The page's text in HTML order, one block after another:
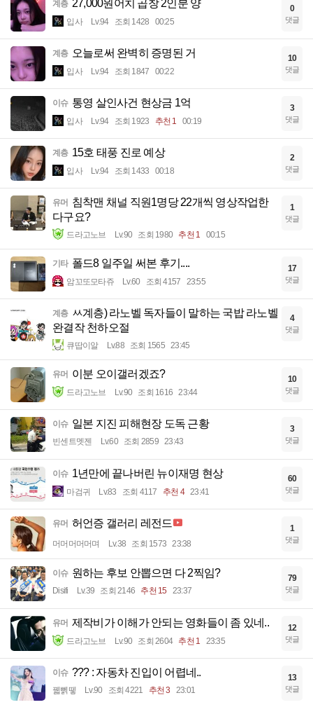
계층 27,000원어치 곱창 2인분 양
입사 Lv.94 조회 1428 00:25
0
댓글
계층 오늘로써 완벽히 증명된 거
입사 Lv.94 조회 1847 00:22
10
댓글
이슈 통영 살인사건 현상금 1억
입사 Lv.94 조회 1923 추천 1 00:19
3
댓글
계층 15호 태풍 진로 예상
입사 Lv.94 조회 1433 00:18
2
댓글
유머 침착맨 채널 직원1명당 22개씩 영상작업한
다구요?
드라고노브 Lv.90 조회 1980 추천 1 00:15
1
댓글
기타 폴드8 일주일 써본 후기....
암꼬또모타쥬 Lv.60 조회 4157 23:55
17
댓글
계층 ㅆ계층) 라노벨 독자들이 말하는 국밥 라노벨
완결작 천하오절
큐땁이알 Lv.88 조회 1565 23:45
4
댓글
유머 이분 오이갤러겠죠?
드라고노브 Lv.90 조회 1616 23:44
10
댓글
이슈 일본 지진 피해현장 도독 근황
빈센트멧젠 Lv.60 조회 2859 23:43
3
댓글
이슈 1년만에 끝나버린 뉴이재명 현상
마검귀 Lv.83 조회 4117 추천 4 23:41
60
댓글
유머 허언증 갤러리 레전드
머머머머머며 Lv.38 조회 1573 23:38
1
댓글
이슈 원하는 후보 안뽑으면 다 2찍임?
Disifi Lv.39 조회 2146 추천 15 23:37
79
댓글
유머 제작비가 이해가 안되는 영화들이 좀 있네..
드라고노브 Lv.90 조회 2604 추천 1 23:35
12
댓글
이슈 ??? : 자동차 진입이 어렵네..
꿻뻵뗗 Lv.90 조회 4221 추천 3 23:01
13
댓글